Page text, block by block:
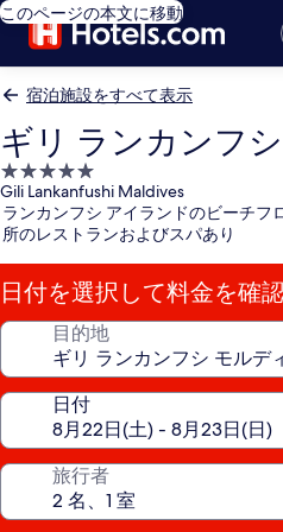
このページの本文に移動
宿泊施設をすべて表示
ギリ ランカンフ
5.0
つ
星
宿
泊
施
設
Gili Lankanfushi Maldives
ランカンフシ アイランドのビーチフ
所のレストランおよびスパあり
日付を選択して料金を確
目的地
日付
旅行者